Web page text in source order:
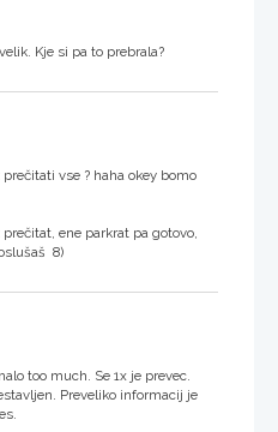
Kje si pa to prebrala?
vse ? haha okey bomo
ene parkrat pa gotovo,
8)
too much. Se 1x je prevec.
Preveliko informacij je